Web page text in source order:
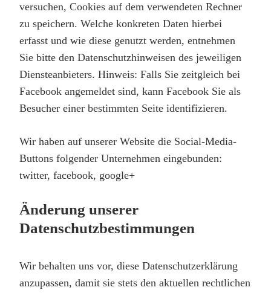
versuchen, Cookies auf dem verwendeten Rechner
zu speichern. Welche konkreten Daten hierbei
erfasst und wie diese genutzt werden, entnehmen
Sie bitte den Datenschutzhinweisen des jeweiligen
Diensteanbieters. Hinweis: Falls Sie zeitgleich bei
Facebook angemeldet sind, kann Facebook Sie als
Besucher einer bestimmten Seite identifizieren.
Wir haben auf unserer Website die Social-Media-
Buttons folgender Unternehmen eingebunden:
twitter, facebook, google+
Änderung unserer
Datenschutzbestimmungen
Wir behalten uns vor, diese Datenschutzerklärung
anzupassen, damit sie stets den aktuellen rechtlichen